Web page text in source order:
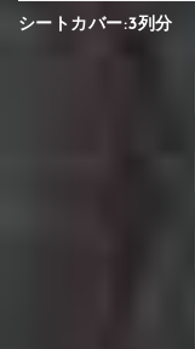
シートカバー:3列分